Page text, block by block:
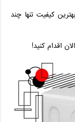
کیفیت تنها چند
اقدام کنید!